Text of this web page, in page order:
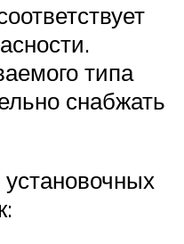
типа
снабжать